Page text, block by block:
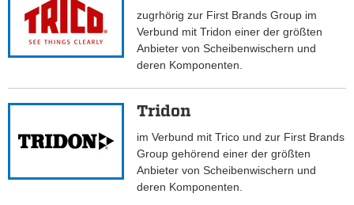
zugrhörig zur First Brands Group im
Verbund mit Tridon einer der größten
Anbieter von Scheibenwischern und
deren Komponenten.
Tridon
im Verbund mit Trico und zur First Brands
Group gehörend einer der größten
Anbieter von Scheibenwischern und
deren Komponenten.